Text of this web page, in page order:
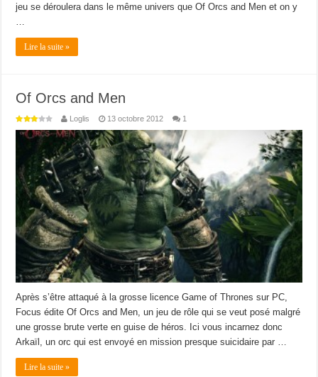
jeu se déroulera dans le même univers que Of Orcs and Men et on y
Lire la suite »
Of Orcs and Men
Loglis 13 octobre 2012 1
Après s’être attaqué à la grosse licence Game of Thrones sur PC,
Focus édite Of Orcs and Men, un jeu de rôle qui se veut posé malgré
une grosse brute verte en guise de héros. Ici vous incarnez donc
Arkaïl, un orc qui est envoyé en mission presque suicidaire par …
Lire la suite »